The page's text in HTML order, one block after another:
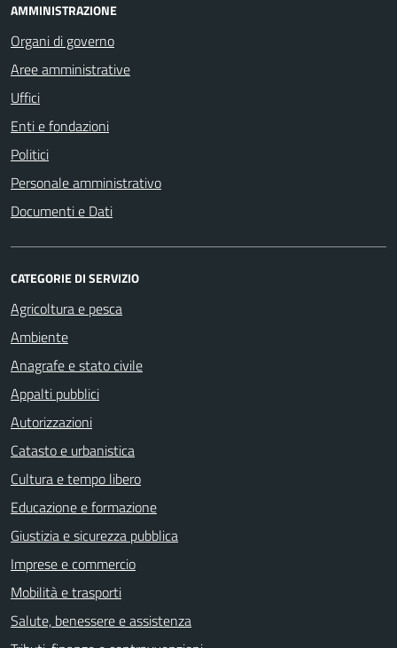
AMMINISTRAZIONE
Organi di governo
Aree amministrative
Uffici
Enti e fondazioni
Politici
Personale amministrativo
Documenti e Dati
CATEGORIE DI SERVIZIO
Agricoltura e pesca
Ambiente
Anagrafe e stato civile
Appalti pubblici
Autorizzazioni
Catasto e urbanistica
Cultura e tempo libero
Educazione e formazione
Giustizia e sicurezza pubblica
Imprese e commercio
Mobilità e trasporti
Salute, benessere e assistenza